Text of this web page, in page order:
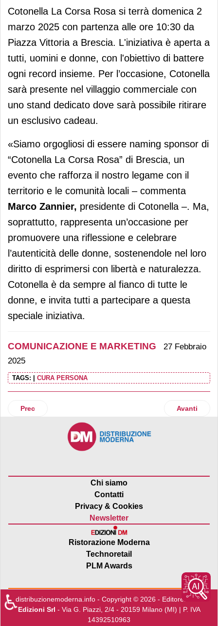
Cotonella La Corsa Rosa si terrà domenica 2
marzo 2025 con partenza alle ore 10:30 da
Piazza Vittoria a Brescia. L'iniziativa è aperta a
tutti, uomini e donne, con l'obiettivo di battere
ogni record insieme. Per l’occasione, Cotonella
sarà presente nel villaggio commerciale con
uno stand dedicato dove sarà possibile ritirare
un esclusivo cadeau.
«Siamo orgogliosi di essere naming sponsor di
“Cotonella La Corsa Rosa” di Brescia, un
evento che rafforza il nostro legame con il
territorio e le comunità locali – commenta
Marco Zannier, presidente di Cotonella –. Ma,
soprattutto, rappresenta un’occasione per
promuovere una riflessione e celebrare
l’autenticità delle donne, sostenendole nel loro
diritto di esprimersi con libertà e naturalezza.
Cotonella è da sempre al fianco di tutte le
donne, e invita tutti a partecipare a questa
speciale iniziativa.
COMUNICAZIONE E MARKETING
27 Febbraio
2025
TAGS: CURA PERSONA
Articolo precedente: La Piadina Romagnola Igp investe
Prec Articolo
Avanti
Chi siamo
Contatti
Privacy & Cookies
Newsletter
Ristorazione Moderna
Technoretail
PLM Awards
distribuzionemoderna.info - Copyright © 2026 - Editore:Edra
Edizioni Srl - Via G. Piazzi, 2/4 - 20159 Milano (MI) | P. IVA
14392510963